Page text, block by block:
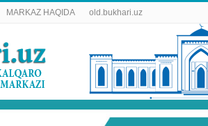
MARKAZ HAQIDA old.bukhari.uz